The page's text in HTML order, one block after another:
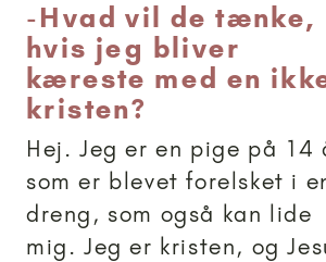
-Hvad vil de tænke,
hvis jeg bliver
kæreste med en
kristen?
Hej. Jeg er en pige på 14
som er blevet forelsket i
dreng, som også kan lide
mig. Jeg er kristen, og